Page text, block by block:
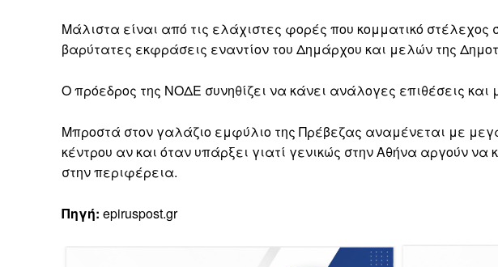
Μάλιστα είναι από τις ελάχιστες φορές που κομματικό στέλεχος
βαρύτατες εκφράσεις εναντίον του Δημάρχου και μελών της
Ο πρόεδρος της ΝΟΔΕ συνηθίζει να κάνει ανάλογες επιθέσεις και
Μπροστά στον γαλάζιο εμφύλιο της Πρέβεζας αναμένεται με
κέντρου αν και όταν υπάρξει γιατί γενικώς στην Αθήνα αργούν
στην περιφέρεια.
Πηγή: epiruspost.gr